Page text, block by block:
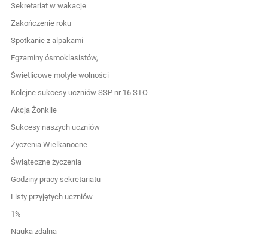
Sekretariat w wakacje
Zakończenie roku
Spotkanie z alpakami
Egzaminy ósmoklasistów,
Świetlicowe motyle wolności
Kolejne sukcesy uczniów SSP nr 16 STO
Akcja Żonkile
Sukcesy naszych uczniów
Życzenia Wielkanocne
Świąteczne życzenia
Godziny pracy sekretariatu
Listy przyjętych uczniów
1%
Nauka zdalna